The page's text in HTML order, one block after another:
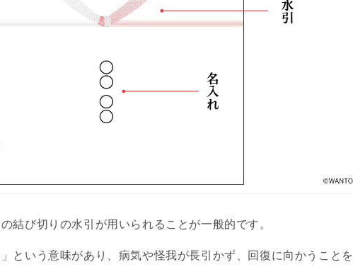
結び切りの水引が用いられることが一般的です。
という意味があり、病気や怪我が長引かず、回復に向かうことを